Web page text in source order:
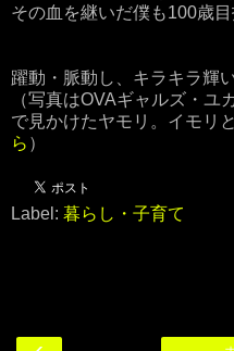
その血を継いだ僕も100歳目
躍動・脈動し、キラキラ輝
（写真はOVAギャルズ・ユ
で見かけたヤモリ。イモリ
ら ）
Label: 暮らし・子育て